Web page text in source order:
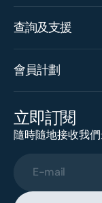
查詢及支援
會員計劃
立即訂閱
隨時隨地接收我
E-mail